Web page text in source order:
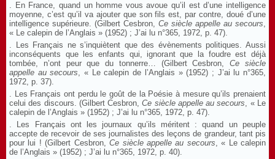
. En France, quand un homme vous avoue qu’il est d’une intelligence
moyenne, c’est qu’il va ajouter que son fils est, par contre, doué d’une
intelligence supérieure. (Gilbert Cesbron, Ce siècle appelle au secours,
« Le calepin de l’Anglais » (1952) ; J’ai lu n°365, 1972, p. 47).
. Les Français ne s’inquiètent que des évènements politiques. Aussi
inconséquents que les enfants qui, ignorant que la foudre est déjà
tombée, n’ont peur que du tonnerre… (Gilbert Cesbron,Ce siècle
appelle au secours, « Le calepin de l’Anglais » (1952) ; J’ai lu n°365,
1972, p. 37).
. Les Français ont perdu le goût de la Poésie à mesure qu’ils prenaient
celui des discours. (Gilbert Cesbron,Ce siècle appelle au secours, « Le
calepin de l’Anglais » (1952) ; J’ai lu n°365, 1972, p. 47).
. Les Français ont les journaux qu’ils méritent : quand un peuple
accepte de recevoir de ses journalistes des leçons de grandeur, tant pis
pour lui ! (Gilbert Cesbron,Ce siècle appelle au secours, « Le calepin
de l’Anglais » (1952) ; J’ai lu n°365, 1972, p. 40).